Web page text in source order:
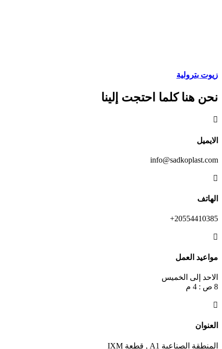
زيوت بترولية
نحن هنا كلما احتجت إلينا

الايميل
info@sadkoplast.com

الهاتف
20554410385+

مواعيد العمل
الاحد إلى الخميس
8 ص : 4 م

العنوان
المنطقة الصناعية A1 , قطعة IXM